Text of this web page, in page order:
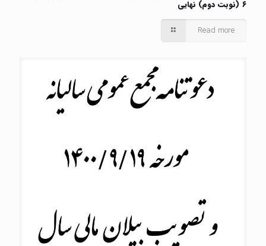
۶ (نوبت دوم) نهایی
Read more